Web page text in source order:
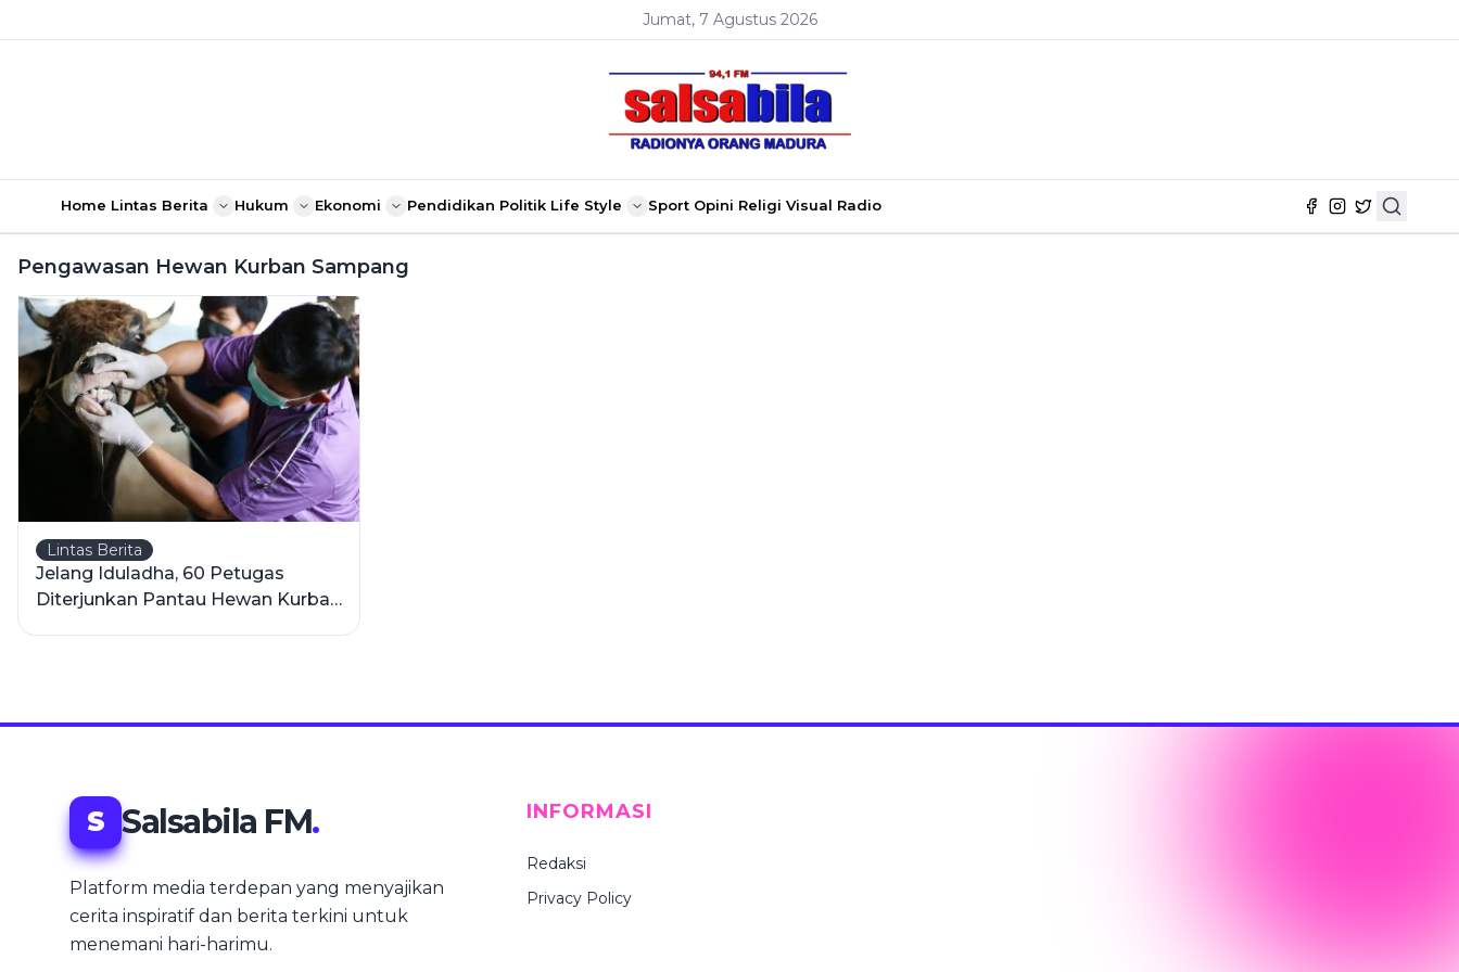
Jumat, 7 Agustus 2026
Home Lintas Berita Hukum Ekonomi Pendidikan Politik Life Style Sport Opini Religi Visual Radio
Pengawasan Hewan Kurban Sampang
Lintas Berita
Jelang Iduladha, 60 Petugas
Diterjunkan Pantau Hewan Kurban
S Salsabila FM.
Platform media terdepan yang menyajikan
cerita inspiratif dan berita terkini untuk
menemani hari-harimu.
INFORMASI
Redaksi
Privacy Policy